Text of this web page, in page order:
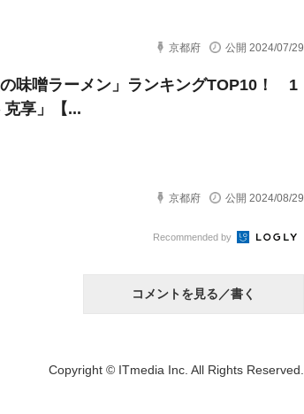
京都府 公開 2024/07/29
の味噌ラーメン」ランキングTOP10！ 1
享」【...
京都府 公開 2024/08/29
Recommended by
コメントを見る／書く
Copyright © ITmedia Inc. All Rights Reserved.